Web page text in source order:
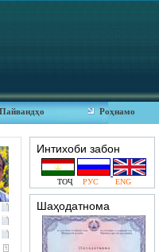
Роҳнамо
Интихоби забон
ТОҶ РУС ENG
Шаҳодатнома